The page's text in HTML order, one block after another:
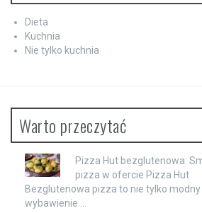
Dieta
Kuchnia
Nie tylko kuchnia
Warto przeczytać
Pizza Hut bezglutenowa:
pizza w ofercie Pizza Hut
Bezglutenowa pizza to nie tylko
wybawienie …